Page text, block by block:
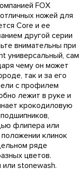
FOX
ножей для
Core и ее
другой серии
внимательны при
универсальный, сам
чему он может
так и за его
с профилем
лежит в руке и
крокодиловую
флипера или
клинок
ряде
цветов.
stonewash.